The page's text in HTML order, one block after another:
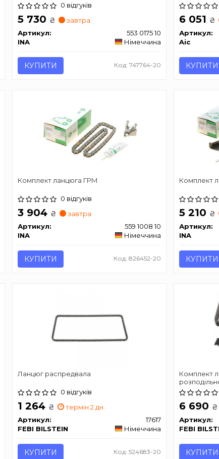
0 відгуків
5 730 ₴
завтра
Артикул:
553 0175 10
INA
Німеччина
КУПИТИ Код: 747764-20
6 051 ₴
Артикул:
Aic
КУПИТИ
Комплект ланцюга ГРМ
0 відгуків
3 904 ₴
завтра
Артикул:
559 1008 10
INA
Німеччина
КУПИТИ Код: 826452-20
Комплект
5 210 ₴
Артикул:
INA
КУПИТИ
Ланцюг распредвала
0 відгуків
1 264 ₴
термін 2 дн.
Артикул:
17617
FEBI BILSTEIN
Німеччина
КУПИТИ Код: 524683-20
Комплект
во FEBI)
6 690 ₴
Артикул:
FEBI
КУПИТИ